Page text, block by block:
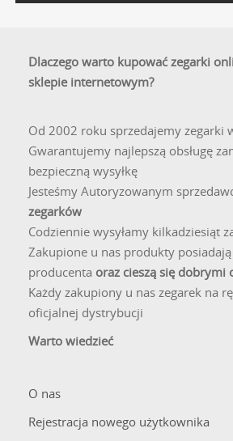
Dlaczego warto kupować zegarki
sklepie internetowym?
Od 2002 roku sprzedajemy zegarki
Gwarantujemy najlepszą obsługę
bezpieczną wysyłkę
Jesteśmy Autoryzowanym
zegarków
Codziennie wysyłamy kilkadziesiąt
Zakupione u nas produkty
producenta oraz cieszą się dobrymi
Każdy zakupiony u nas zegarek na
oficjalnej dystrybucji
Warto wiedzieć
O nas
Rejestracja nowego użytkownika